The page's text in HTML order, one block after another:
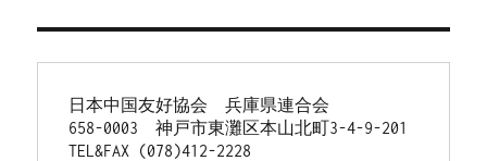
日本中国友好協会　兵庫県連合会
658-0003　神戸市東灘区本山北町3-4-9-201
TEL&FAX (078)412-2228